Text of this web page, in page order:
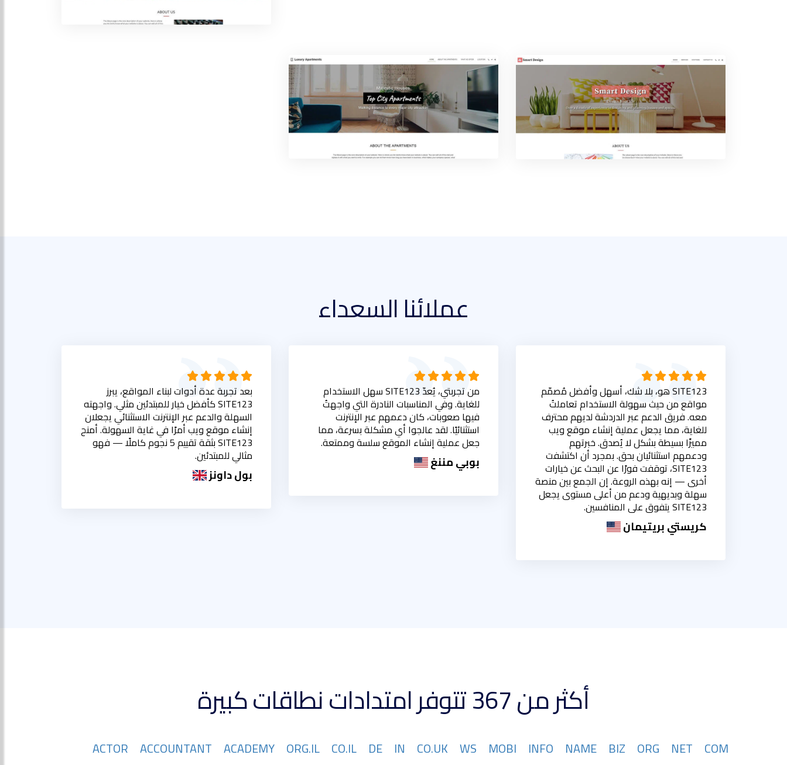
عملائنا السعداء
SITE123 هو، بلا شك، أسهل وأفضل مُصمّم
مواقع من حيث سهولة الاستخدام تعاملتُ
معه. فريق الدعم عبر الدردشة لديهم محترف
للغاية، مما يجعل عملية إنشاء موقع ويب
مميزًا بسيطة بشكل لا يُصدق. خبرتهم
ودعمهم استثنائيان بحق. بمجرد أن اكتشفت
SITE123، توقفت فورًا عن البحث عن خيارات
أخرى — إنه بهذه الروعة. إن الجمع بين منصة
سهلة وبديهية ودعم من أعلى مستوى يجعل
SITE123 يتفوق على المنافسين.
كريستي بريتيمان
من تجربتي، يُعدّ SITE123 سهل الاستخدام
للغاية. وفي المناسبات النادرة التي واجهتُ
فيها صعوبات، كان دعمهم عبر الإنترنت
استثنائيًا. لقد عالجوا أي مشكلة بسرعة، مما
جعل عملية إنشاء الموقع سلسة وممتعة.
بوبي مننغ
بعد تجربة عدة أدوات لبناء المواقع، يبرز
SITE123 كأفضل خيار للمبتدئين مثلي. واجهته
السهلة والدعم عبر الإنترنت الاستثنائي يجعلان
إنشاء موقع ويب أمرًا في غاية السهولة. أمنح
SITE123 بثقة تقييم 5 نجوم كاملًا — فهو
مثالي للمبتدئين.
بول داونز
أكثر من 367 تتوفر امتدادات نطاقات كبيرة
COM
NET
ORG
BIZ
NAME
INFO
MOBI
WS
CO.UK
IN
DE
CO.IL
ORG.IL
ACADEMY
ACCOUNTANT
ACTOR